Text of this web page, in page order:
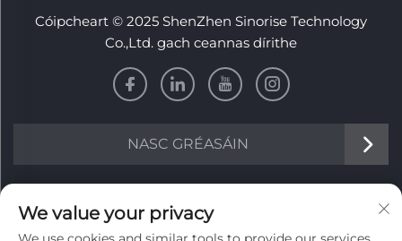
Cóipcheart © 2025 ShenZhen Sinorise Technology
Co.,Ltd. gach ceannas dírithe
NASC GRÉASÁIN
EOLAS
We value your privacy